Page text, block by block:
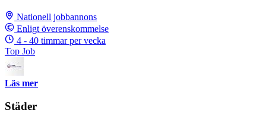
Nationell jobbannons
Enligt överenskommelse
4 - 40 timmar per vecka
Top Job
Läs mer
Städer